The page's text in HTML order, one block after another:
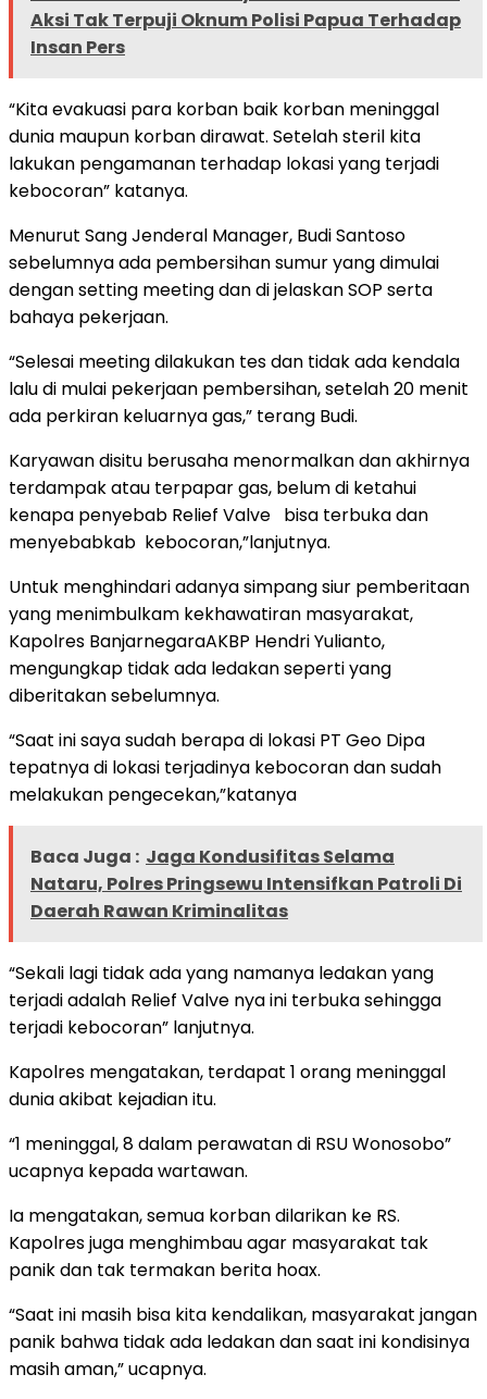
Aksi Tak Terpuji Oknum Polisi Papua Terhadap
Insan Pers
“Kita evakuasi para korban baik korban meninggal
dunia maupun korban dirawat. Setelah steril kita
lakukan pengamanan terhadap lokasi yang terjadi
kebocoran” katanya.
Menurut Sang Jenderal Manager, Budi Santoso
sebelumnya ada pembersihan sumur yang dimulai
dengan setting meeting dan di jelaskan SOP serta
bahaya pekerjaan.
“Selesai meeting dilakukan tes dan tidak ada kendala
lalu di mulai pekerjaan pembersihan, setelah 20 menit
ada perkiran keluarnya gas,” terang Budi.
Karyawan disitu berusaha menormalkan dan akhirnya
terdampak atau terpapar gas, belum di ketahui
kenapa penyebab Relief Valve bisa terbuka dan
menyebabkab kebocoran,”lanjutnya.
Untuk menghindari adanya simpang siur pemberitaan
yang menimbulkam kekhawatiran masyarakat,
Kapolres BanjarnegaraAKBP Hendri Yulianto,
mengungkap tidak ada ledakan seperti yang
diberitakan sebelumnya.
“Saat ini saya sudah berapa di lokasi PT Geo Dipa
tepatnya di lokasi terjadinya kebocoran dan sudah
melakukan pengecekan,”katanya
Baca Juga : Jaga Kondusifitas Selama
Nataru, Polres Pringsewu Intensifkan Patroli Di
Daerah Rawan Kriminalitas
“Sekali lagi tidak ada yang namanya ledakan yang
terjadi adalah Relief Valve nya ini terbuka sehingga
terjadi kebocoran” lanjutnya.
Kapolres mengatakan, terdapat 1 orang meninggal
dunia akibat kejadian itu.
“1 meninggal, 8 dalam perawatan di RSU Wonosobo”
ucapnya kepada wartawan.
Ia mengatakan, semua korban dilarikan ke RS.
Kapolres juga menghimbau agar masyarakat tak
panik dan tak termakan berita hoax.
“Saat ini masih bisa kita kendalikan, masyarakat jangan
panik bahwa tidak ada ledakan dan saat ini kondisinya
masih aman,” ucapnya.